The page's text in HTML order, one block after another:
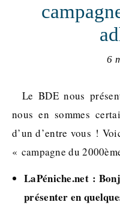
6
Le BDE nous
nous en sommes
d’un d’entre vous !
« campagne du
LaPéniche.net :
présenter en